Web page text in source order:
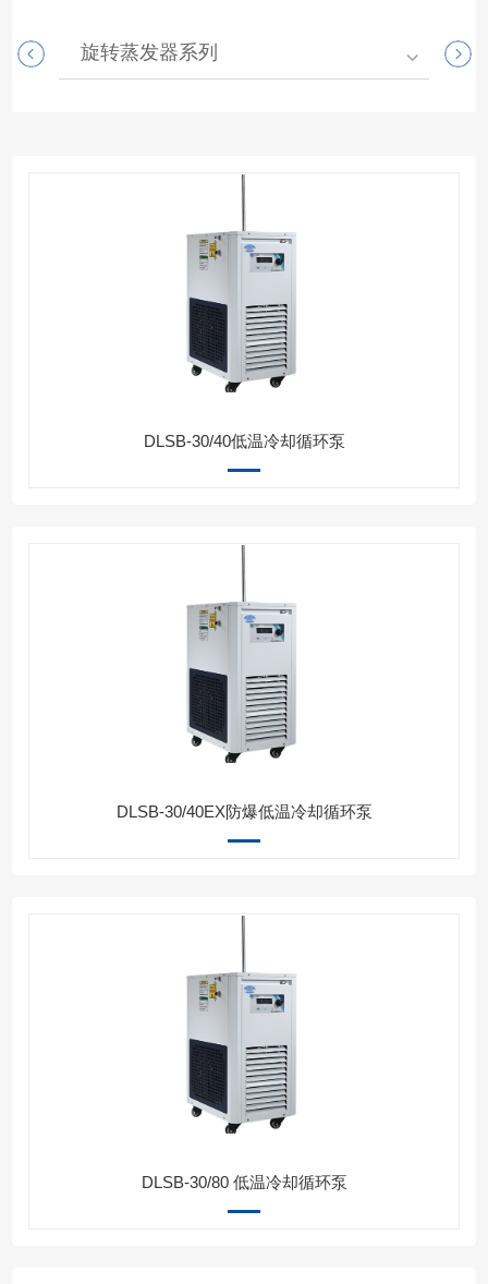
旋转蒸发器系列 高
DLSB-30/40低温冷却循环泵
DLSB-30/40EX防爆低温冷却循环泵
DLSB-30/80 低温冷却循环泵